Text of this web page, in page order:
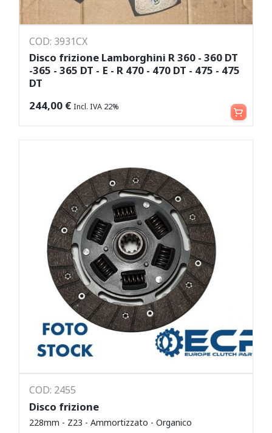
COD: 3931CX
Disco frizione Lamborghini R 360 - 360 DT
-365 - 365 DT - E - R 470 - 470 DT - 475 - 475
DT
244,00 € Incl. IVA 22% Aggiungi al carrello
COD: 2455
Disco frizione
228mm - Z23 - Ammortizzato - Organico